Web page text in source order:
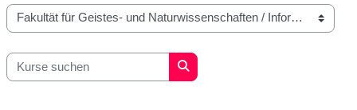
Kursbereiche
Kurse suchen
Kurse suchen